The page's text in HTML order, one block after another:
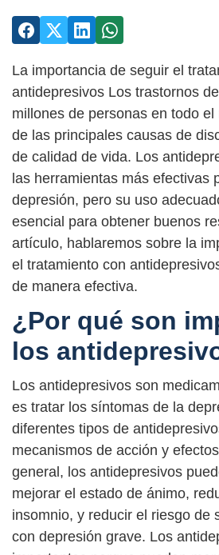
La importancia de seguir el
antidepresivos Los trastornos
millones de personas en todo
de las principales causas de
de calidad de vida. Los
las herramientas más efectivas
depresión, pero su uso
esencial para obtener buenos
artículo, hablaremos sobre la
el tratamiento con
de manera efectiva.
¿Por qué son
los
Los antidepresivos son
es tratar los síntomas de la
diferentes tipos de
mecanismos de acción y
general, los antidepresivos
mejorar el estado de ánimo,
insomnio, y reducir el riesgo de
con depresión grave. Los